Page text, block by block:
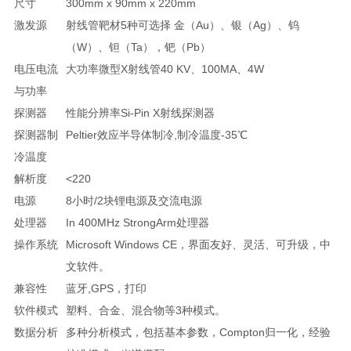
尺寸
300mm x 90mm x 220mm
激发源
射线管靶材5种可选择 金（Au）、银（Ag）、钨
（W）、钽（Ta），钯（Pb）
电压电流
与功率
大功率微型X射线管40 KV、100MA、4W
探测器
性能分辨率Si-Pin X射线探测器
探测器制
冷温度
Peltier效应半导体制冷,制冷温度-35℃
解析度
<220
电源
8小时/2块锂电源及交流电源
处理器
In 400MHz StrongArm处理器
操作系统
Microsoft Windows CE，界面友好、灵活、可升级，中
文软件。
兼容性
蓝牙,GPS，打印
软件模式
塑料、合金、混合物等3种模式。
数据分析
多种分析模式，包括基本参数，Compton归一化，经验